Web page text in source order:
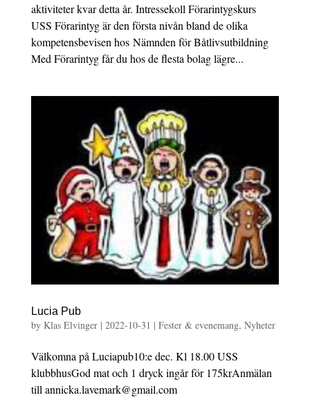
aktiviteter kvar detta år. Intressekoll Förarintygskurs
USS Förarintyg är den första nivån bland de olika
kompetensbevisen hos Nämnden för Båtlivsutbildning
Med Förarintyg får du hos de flesta bolag lägre...
Lucia Pub
by Klas Elvinger| 2022-10-31 | Fester & evenemang, Nyheter
Välkomna på Luciapub10:e dec. Kl 18.00 USS
klubbhusGod mat och 1 dryck ingår för 175krAnmälan
till annicka.lavemark@gmail.com